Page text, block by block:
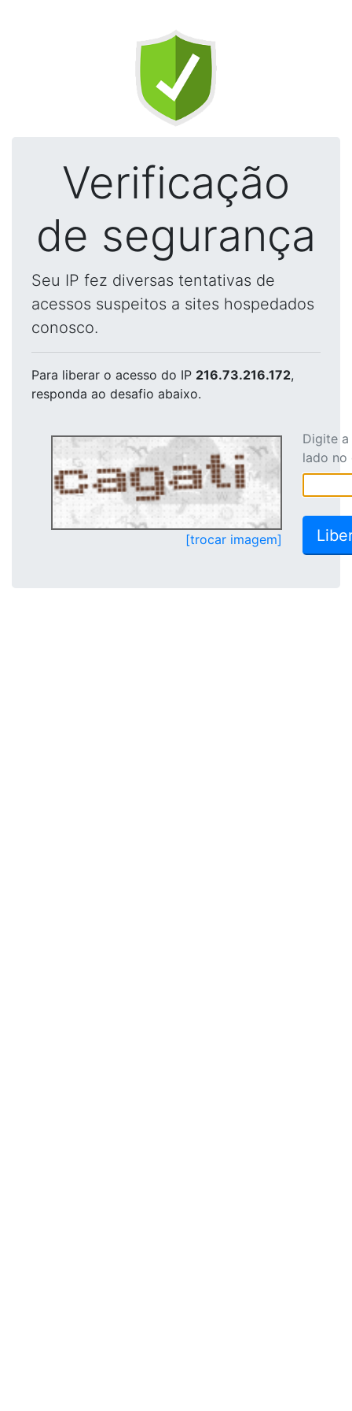
Verificação
de segurança
Seu IP fez diversas tentativas de
acessos suspeitos a sites hospedados
conosco.
Para liberar o acesso do IP 216.73.216.172,
responda ao desafio abaixo.
[trocar imagem]
Digite
lado no